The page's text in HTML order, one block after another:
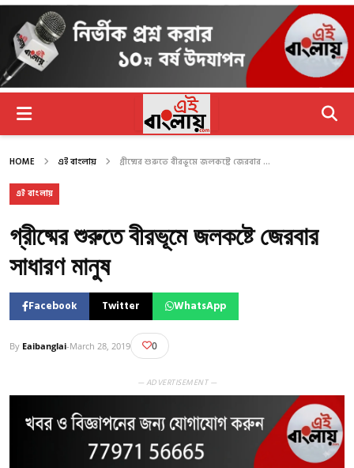
HOME এই বাংলায় গ্রীষ্মের শুরুতে বীরভূমে জলকষ্টে জেরবার ...
এই বাংলায়
গ্রীষ্মের শুরুতে বীরভূমে জলকষ্টে জেরবার
সাধারণ মানুষ
Facebook Twitter WhatsApp
By Eaibanglai-March 28, 2019 0
— ADVERTISEMENT —